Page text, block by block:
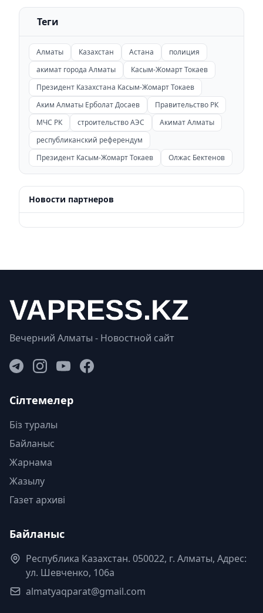
Теги
Алматы Казахстан Астана
полиция
акимат города Алматы
Касым-Жомарт Токаев
Президент Казахстана Касым-Жомарт Токаев
Аким Алматы Ерболат Досаев
Правительство РК
МЧС РК
строительство АЭС
Акимат Алматы
республиканский референдум
Президент Касым-Жомарт Токаев
Олжас Бектенов
Новости партнеров
Вечерний Алматы - Новостной сайт
Сілтемелер
Біз туралы
Байланыс
Жарнама
Жазылу
Газет архиві
Байланыс
Республика Казахстан. 050022, г. Алматы, Адрес:
ул. Шевченко, 106а
almatyaqparat@gmail.com